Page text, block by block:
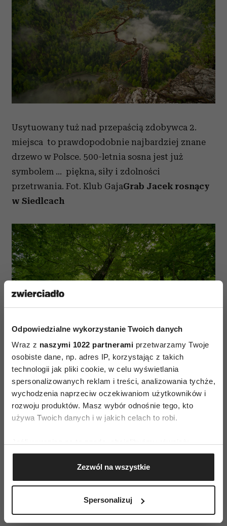
Odpowiedzialne wykorzystanie Twoich danych
Wraz z naszymi 1022 partnerami przetwarzamy Twoje
osobiste dane, np. adres IP, korzystając z takich
technologii jak pliki cookie, w celu wyświetlania
spersonalizowanych reklam i treści, analizowania tychże,
wychodzenia naprzeciw oczekiwaniom użytkowników i
rozwoju produktów. Masz wybór odnośnie tego, kto
używa Twoich danych i w jakich celach to robi.
Gromadzić dane dotyczące Twojej lokalizacji
geograficznej z dokładnością nawet do kilku metrów
Identyfikować Twoje urządzenie, aktywnie
(fingerprinting, czyli wirtualny odcisk palca)
Zezwól na wszystkie
Spersonalizuj
Usytuowany tuż nad przepaścią zdobywca 2.
miejsca to prawdopodobnie najbardziej znane
drzewo w Polsce. 500-letnia sosna jest już
symbolem ... piękna, siły i zdolności
przetrwania. Fot. Klub GajaGrab Jacek rosnący
w Siedlcach
Zamykające podium drzewo zawdzięcza swoje
imię zawdzięcza kowalowi o nadludzkiej sile –
Jackowi, który stał się symbolem Siedlec –
Atlasem dźwigającym glob ziemski na ratuszu. Po
zachowane z alei bindażowej z czasów Księżnej
król Stanisław August Poniatowski, który
dwukrotnie gościł w Siedlcach. Fot. Klub Gaja